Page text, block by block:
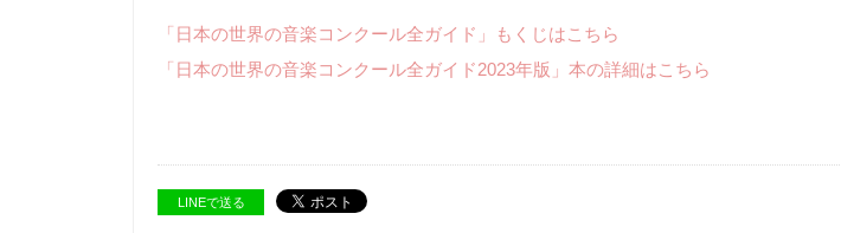
「日本の世界の音楽コンクール全ガイド」もくじはこちら
「日本の世界の音楽コンクール全ガイド2023年版」本の詳細はこちら
LINEで送る